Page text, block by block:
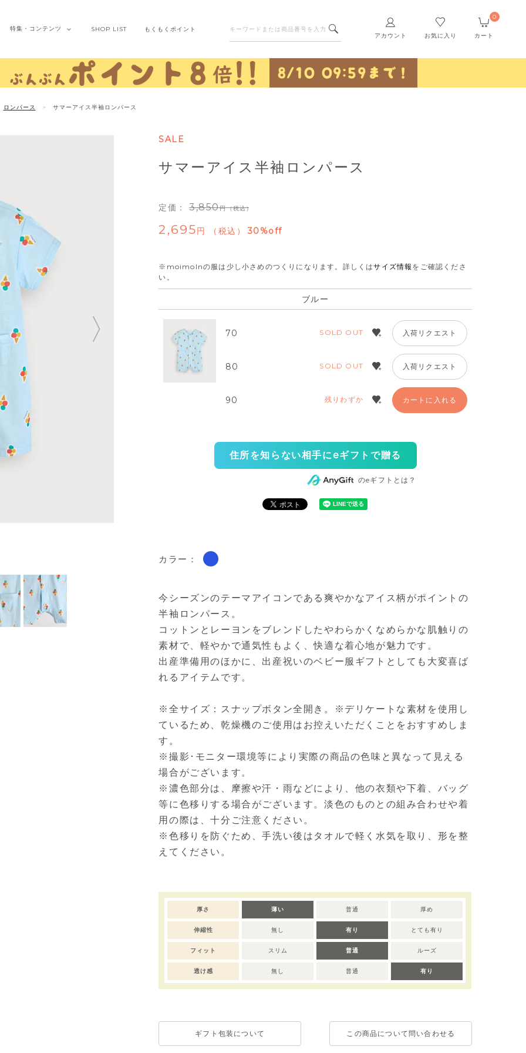
アカウント お気に入り カート
0
特集・ コンテンツ SHOP LIST もくもくポイント
ロンパース サマーアイス半袖ロンパース
SALE
サマーアイス半袖ロンパース
定価： 3,850 （税込）
2,695 税込 30%off
※moimolnの服は少し小さめのつくりになります。 詳しくはサイズ情報 をご確認くださ
い。
ブルー
70 SOLD OUT 入荷リクエスト
80 SOLD OUT 入荷リクエスト
90 残りわずか カートに入れる
住所を知らない相手にeギフトで贈る
のeギフトとは？
カラー：
今シーズンのテーマアイコンである爽やかなアイス柄がポイントの
半袖ロンパース。
コットンとレーヨンをブレンドしたやわらかくなめらかな肌触りの
素材で、軽やかで通気性もよく、快適な着心地が魅力です。
出産準備用のほかに、出産祝いのベビー服ギフトとしても大変喜ば
れるアイテムです。
※全サイズ：スナップボタン全開き。※デリケートな素材を使用し
ているため、乾燥機のご使用はお控えいただくことをおすすめしま
す。
※撮影･モニター環境等により実際の商品の色味と異なって見える
場合がございます。
※濃色部分は、摩擦や汗・雨などにより、他の衣類や下着、バッグ
等に色移りする場合がございます。淡色のものとの組み合わせや着
用の際は、十分ご注意ください。
※色移りを防ぐため、手洗い後はタオルで軽く水気を取り、形を整
えてください。
厚さ 薄い 普通 厚め
伸縮性 無し 有り とても有り
フィット スリム 普通 ルーズ
透け感 無し 普通 有り
ギフト包装について この商品について問い合わせる